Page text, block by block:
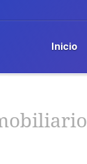
Inicio